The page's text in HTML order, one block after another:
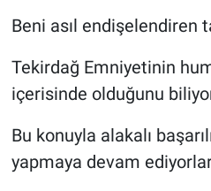
Beni asıl endişelendiren
Tekirdağ Emniyetinin
içerisinde olduğunu
Bu konuyla alakalı
yapmaya devam